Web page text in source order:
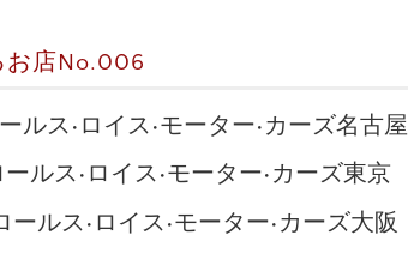
お店No.006
ルス•ロイス•モーター•カーズ名古屋
ルス•ロイス•モーター•カーズ東京
ールス•ロイス•モーター•カーズ大阪